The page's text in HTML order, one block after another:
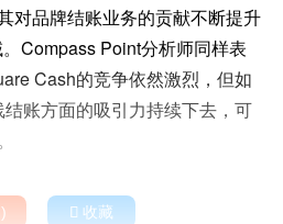
对品牌结账业务的贡献不断提升
Compass Point分析师同样表
Cash的竞争依然激烈，但如
账方面的吸引力持续下去，可
)  收藏